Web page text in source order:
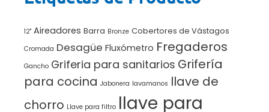
12" Aireadores Barra Bronze Cobertores de Vástagos
Cromada Desagüe Fluxómetro Fregaderos
Gancho Griferia para sanitarios Grifería
para cocina Jabonera lavamanos llave de
chorro Llave para filtro llave para